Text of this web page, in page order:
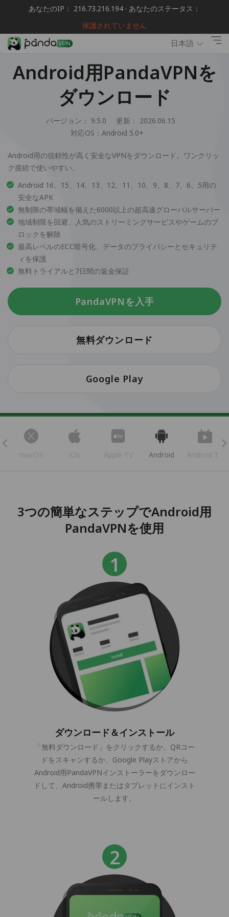
あなたのIP： 216.73.216.194 · あなたのステータス：
保護されていません
日本語
Android用PandaVPNを
ダウンロード
バージョン： 9.5.0
更新： 2026.06.15
対応OS： Android 5.0+
Android用の信頼性が高く安全なVPNをダウンロード。ワンクリッ
ク接続で使いやすい。
Android 16、15、14、13、12、11、10、9、8、7、6、5用の
安全なAPK
無制限の帯域幅を備えた6000以上の超高速グローバルサーバー
地域制限を回避、人気のストリーミングサービスやゲームのブ
ロックを解除
最高レベルのECC暗号化、データのプライバシーとセキュリテ
ィを保護
無料トライアルと7日間の返金保証
PandaVPNを入手
無料ダウンロード
Google Play
macOS iOS Apple TV Android Android TV
3つの簡単なステップでAndroid用
PandaVPNを使用
ダウンロード＆インストール
「無料ダウンロード」をクリックするか、QRコー
ドをスキャンするか、Google Playストアから
Android用PandaVPNインストーラーをダウンロー
ドして、Android携帯またはタブレットにインスト
ールします。